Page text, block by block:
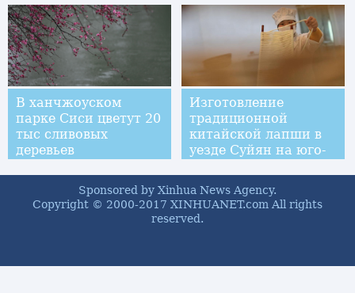
В ханчжоуском
парке Сиси цветут 20
тыс сливовых
деревьев
Изготовление
традиционной
китайской лапши в
уезде Суйян на юго-
Sponsored by Xinhua News Agency.
Copyright © 2000-2017 XINHUANET.com All rights
reserved.